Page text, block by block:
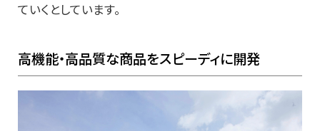
ていくとしています。
高機能・高品質な商品をスピーディに開発